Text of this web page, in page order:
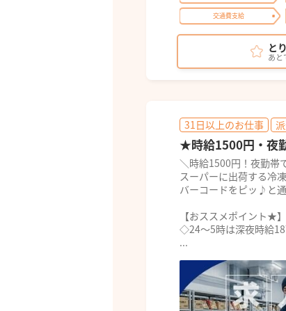
交通費支給
と
あと
31日以上のお仕事
★時給1500円・夜
＼時給1500円！夜勤帯
スーパーに出荷する冷
バーコードをピッ♪と
【おススメポイント★】
◇24～5時は深夜時給
...